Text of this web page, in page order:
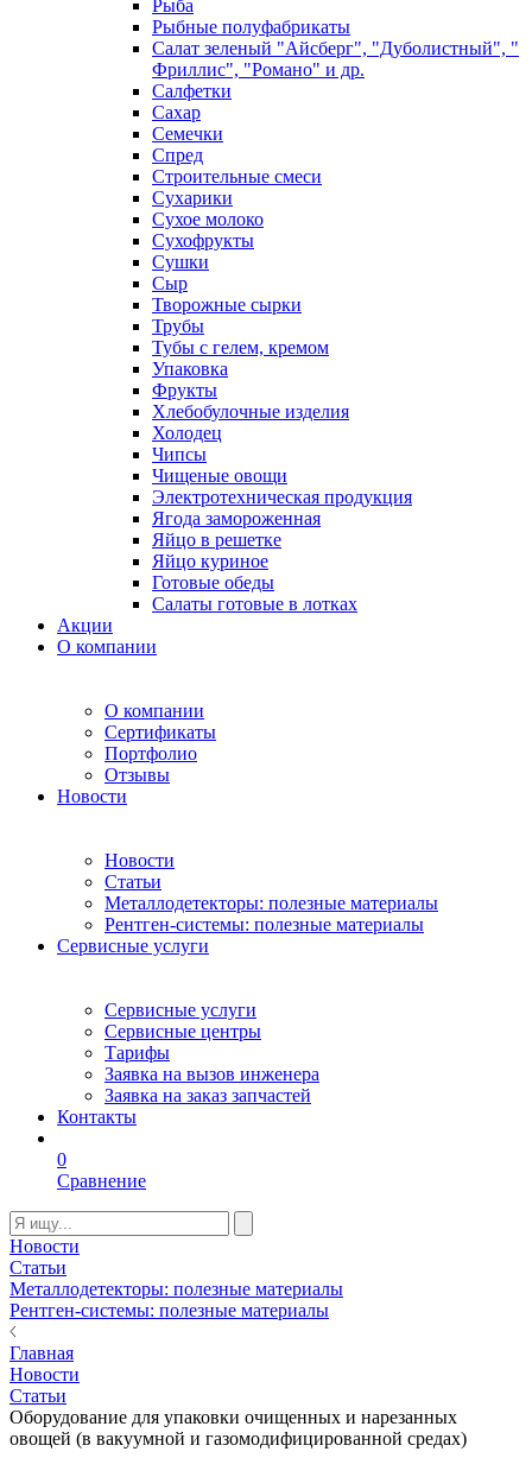
Рыба
Рыбные полуфабрикаты
Салат зеленый "Айсберг", "Дуболистный", "
Фриллис", "Романо" и др.
Салфетки
Сахар
Семечки
Спред
Строительные смеси
Сухарики
Сухое молоко
Сухофрукты
Сушки
Сыр
Творожные сырки
Трубы
Тубы с гелем, кремом
Упаковка
Фрукты
Хлебобулочные изделия
Холодец
Чипсы
Чищеные овощи
Электротехническая продукция
Ягода замороженная
Яйцо в решетке
Яйцо куриное
Готовые обеды
Салаты готовые в лотках
Акции
О компании
О компании
Сертификаты
Портфолио
Отзывы
Новости
Новости
Статьи
Металлодетекторы: полезные материалы
Рентген-системы: полезные материалы
Сервисные услуги
Сервисные услуги
Сервисные центры
Тарифы
Заявка на вызов инженера
Заявка на заказ запчастей
Контакты
0
Сравнение
Новости
Статьи
Металлодетекторы: полезные материалы
Рентген-системы: полезные материалы
Главная
Новости
Статьи
Оборудование для упаковки очищенных и нарезанных
овощей (в вакуумной и газомодифицированной средах)